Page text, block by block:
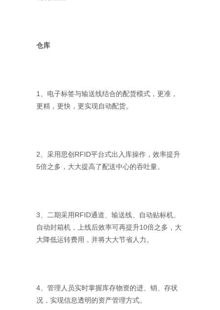
仓库
1、电子标签与输送线结合的配货模式，更准，
更精，更快，更实现自动配货。
2、采用思创RFID平台式出入库操作，效率提升
5倍之多，大大提高了配送中心的吞吐量。
3、二期采用RFID通道、输送线、自动贴标机、
自动封箱机，上线后效率可再提升10倍之多，大
大降低运转费用，并将大大节省人力。
4、管理人员实时掌握库存物资的进、销、存状
况，实现信息透明的资产管理方式。